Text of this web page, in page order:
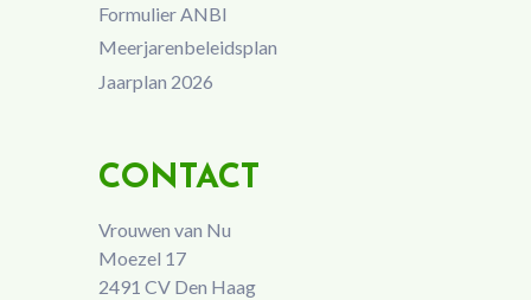
Formulier ANBI
Meerjarenbeleidsplan
Jaarplan 2026
CONTACT
Vrouwen van Nu
Moezel 17
2491 CV Den Haag